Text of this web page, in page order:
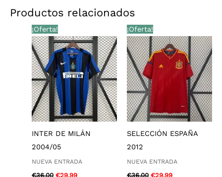
Productos relacionados
¡Oferta!
INTER DE MILÁN
2004/05
NUEVA ENTRADA
€36,00
El
precio
original
era:
€36,00.
€29,99
precio
actual
es:
€29,99.
¡Oferta!
SELECCIÓN ESPAÑA
2012
NUEVA ENTRADA
€36,00
El
precio
original
era:
€36,00.
€29,99
precio
actual
es:
€29,99.